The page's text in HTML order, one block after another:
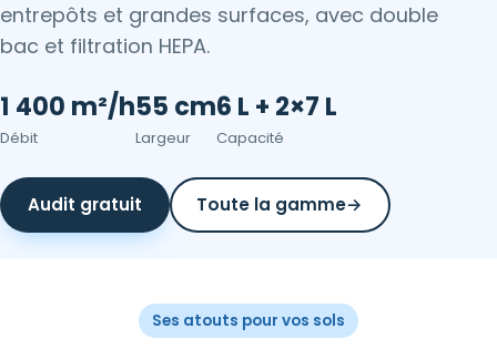
entrepôts et grandes surfaces, avec double
bac et filtration HEPA.
1 400 m²/h
Débit
55 cm
Largeur
6 L + 2×7 L
Capacité
Audit gratuit Toute la gamme→
Ses atouts pour vos sols